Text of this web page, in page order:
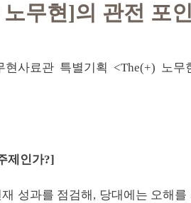
무현]의 관전 포
사료관 특별기획 <The(+) 노
제인가?]
성과를 점검해, 당대에는 오해